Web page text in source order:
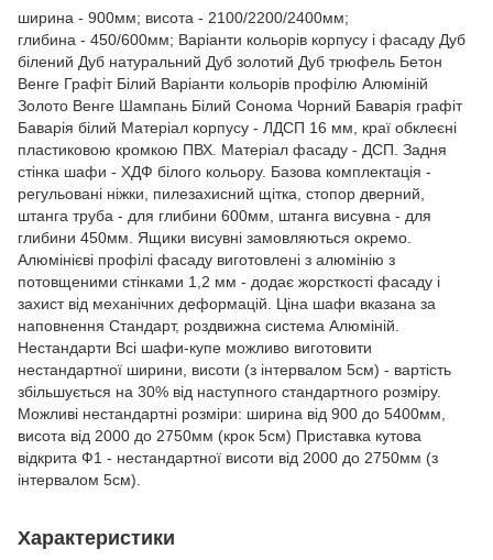
ширина - 900мм; висота - 2100/2200/2400мм;
глибина - 450/600мм; Варіанти кольорів корпусу і фасаду Дуб
білений Дуб натуральний Дуб золотий Дуб трюфель Бетон
Венге Графіт Білий Варіанти кольорів профілю Алюміній
Золото Венге Шампань Білий Сонома Чорний Баварія графіт
Баварія білий Матеріал корпусу - ЛДСП 16 мм, краї обклеєні
пластиковою кромкою ПВХ. Матеріал фасаду - ДСП. Задня
стінка шафи - ХДФ білого кольору. Базова комплектація -
регульовані ніжки, пилезахисний щітка, стопор дверний,
штанга труба - для глибини 600мм, штанга висувна - для
глибини 450мм. Ящики висувні замовляються окремо.
Алюмінієві профілі фасаду виготовлені з алюмінію з
потовщеними стінками 1,2 мм - додає жорсткості фасаду і
захист від механічних деформацій. Ціна шафи вказана за
наповнення Стандарт, роздвижна система Алюміній.
Нестандарти Всі шафи-купе можливо виготовити
нестандартної ширини, висоти (з інтервалом 5см) - вартість
збільшується на 30% від наступного стандартного розміру.
Можливі нестандартні розміри: ширина від 900 до 5400мм,
висота від 2000 до 2750мм (крок 5см) Приставка кутова
відкрита Ф1 - нестандартної висоти від 2000 до 2750мм (з
інтервалом 5см).
Характеристики